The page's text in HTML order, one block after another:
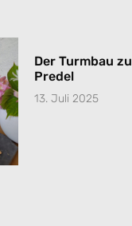
Der Turmbau zu
Predel
13. Juli 2025